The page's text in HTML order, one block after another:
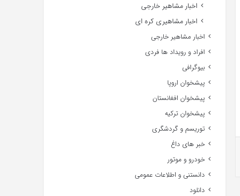
اخبار مشاهیر خارجی
اخبار مشاهیری کره ای
اخبار مشاهیر خارجی
افراد و رویداد ها فردی
بیوگرافی
پیشخوان اروپا
پیشخوان افغانستان
پیشخوان ترکیه
توریسم و گردشگری
خبر های داغ
خودرو و موتور
دانستنی و اطلاعات عمومی
دانلود